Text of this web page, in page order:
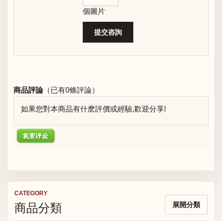
CATEGORY
商品分類 展開分類
個圖片
商品評論（已有0條評論）
如果您對本商品有什麽評價或經驗,歡迎分享!